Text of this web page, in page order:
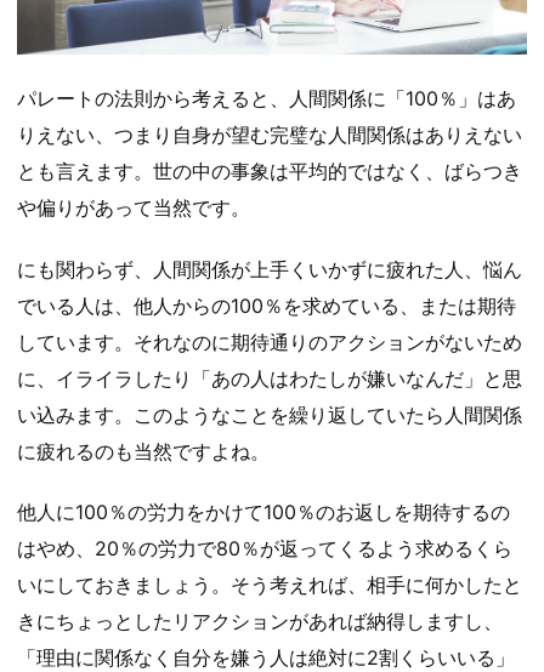
パレートの法則から考えると、人間関係に「100％」はあ
りえない、つまり自身が望む完璧な人間関係はありえない
とも言えます。世の中の事象は平均的ではなく、ばらつき
や偏りがあって当然です。
にも関わらず、人間関係が上手くいかずに疲れた人、悩ん
でいる人は、他人からの100％を求めている、または期待
しています。それなのに期待通りのアクションがないため
に、イライラしたり「あの人はわたしが嫌いなんだ」と思
い込みます。このようなことを繰り返していたら人間関係
に疲れるのも当然ですよね。
他人に100％の労力をかけて100％のお返しを期待するの
はやめ、20％の労力で80％が返ってくるよう求めるくら
いにしておきましょう。そう考えれば、相手に何かしたと
きにちょっとしたリアクションがあれば納得しますし、
「理由に関係なく自分を嫌う人は絶対に2割くらいいる」